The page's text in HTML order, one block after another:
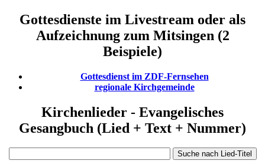
Gottesdienste im Livestream oder als
Aufzeichnung zum Mitsingen (2
Beispiele)
Gottesdienst im ZDF-Fernsehen
regionale Kirchgemeinde
Kirchenlieder - Evangelisches
Gesangbuch (Lied + Text + Nummer)